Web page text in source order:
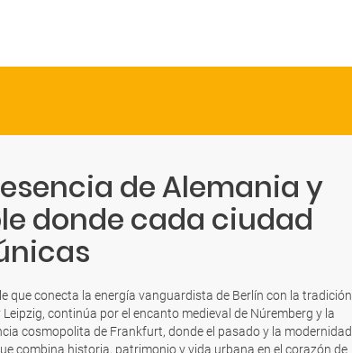
de Alemania y
donde cada ciudad
que conecta la energía vanguardista de Berlín con la tradición
continúa por el encanto medieval de Núremberg y la
cosmopolita de Frankfurt, donde el pasado y la modernidad
combina historia, patrimonio y vida urbana en el corazón de